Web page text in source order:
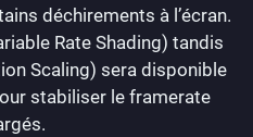
déchirements à l’écran.
Rate Shading) tandis
Scaling) sera disponible
stabiliser le framerate